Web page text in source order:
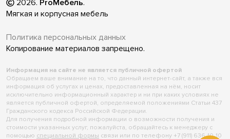
2026. ProМебель.
Мягкая и корпусная мебель
Политика персональных данных
Копирование материалов запрещено.
Информация на сайте не является публичной офертой
Обращаем ваше внимание на то, что данный интернет-сайт, а также вся
информация об услугах и ценах, предоставленная на нём, носит
исключительно информационный характер и ни при каких условиях не
является публичной офертой, определяемой положениями Статьи 437
Гражданского кодекса Российской Федерации.
Для получения подробной информации о возможности получения и
стоимости указанных услуг, пожалуйста, обращайтесь к менеджеру с
помощью специальной формы связи или по телефону +7 (911) 636-10-10